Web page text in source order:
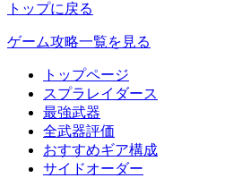
トップに戻る
ゲーム攻略一覧を見る
トップページ
スプラレイダース
最強武器
全武器評価
おすすめギア構成
サイドオーダー